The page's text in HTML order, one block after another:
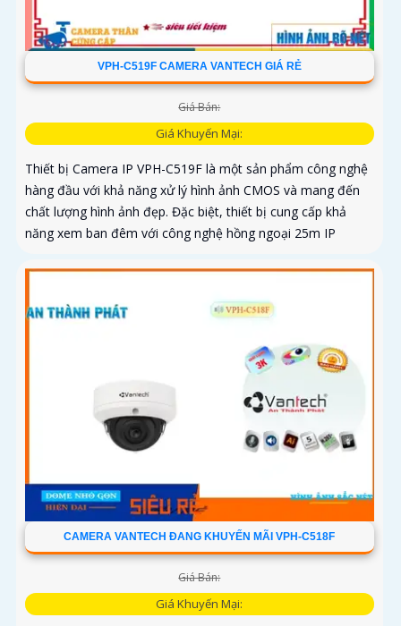
VPH-C519F CAMERA VANTECH GIÁ RẺ
Giá Bán:
Giá Khuyến Mại:
Thiết bị Camera IP VPH-C519F là một sản phẩm công nghệ
hàng đầu với khả năng xử lý hình ảnh CMOS và mang đến
chất lượng hình ảnh đẹp. Đặc biệt, thiết bị cung cấp khả
năng xem ban đêm với công nghệ hồng ngoại 25m IP
CAMERA VANTECH ĐANG KHUYẾN MÃI VPH-C518F
Giá Bán:
Giá Khuyến Mại: